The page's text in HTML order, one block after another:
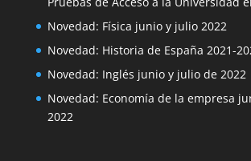
Novedad: Física junio y julio 2022
Novedad: Historia de España 2021-
Novedad: Inglés junio y julio de 2022
Novedad: Economía de la empresa
2022